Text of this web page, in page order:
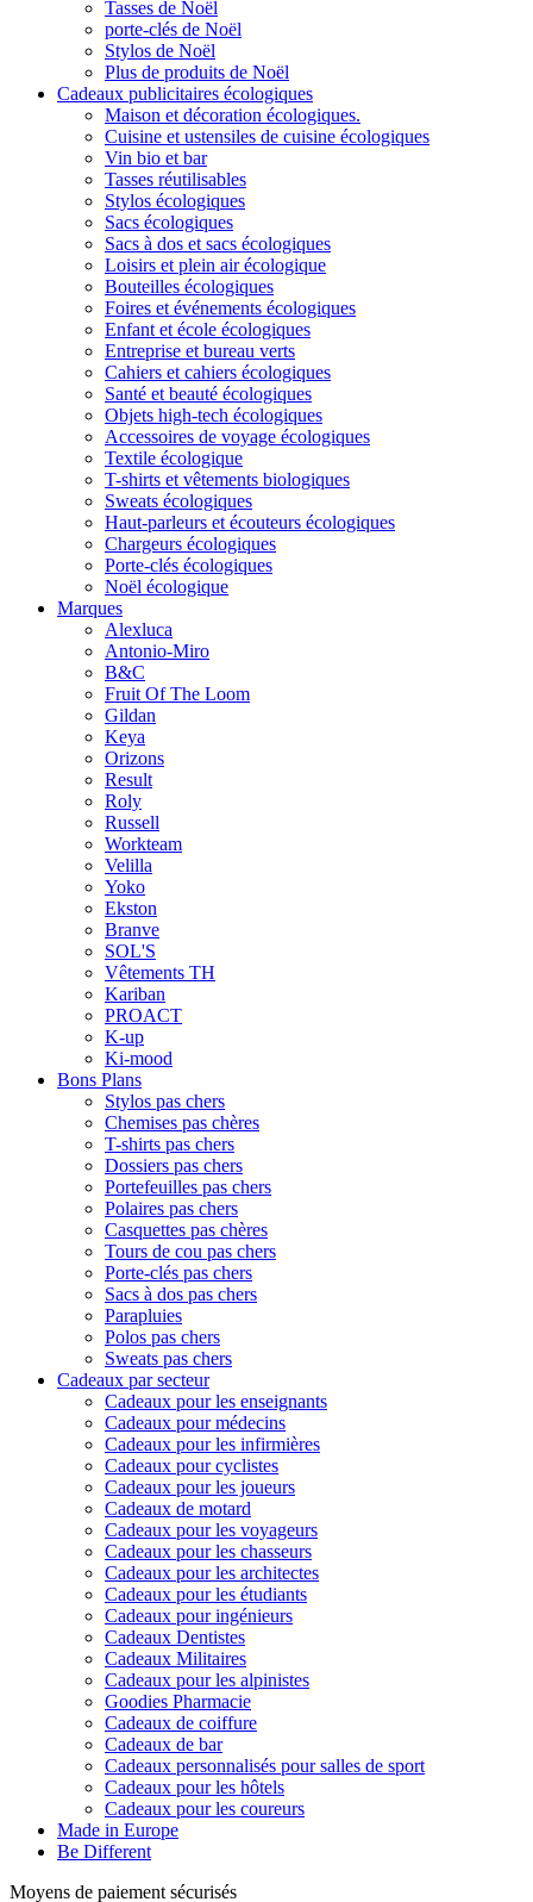
Tasses de Noël
porte-clés de Noël
Stylos de Noël
Plus de produits de Noël
Cadeaux publicitaires écologiques
Maison et décoration écologiques.
Cuisine et ustensiles de cuisine écologiques
Vin bio et bar
Tasses réutilisables
Stylos écologiques
Sacs écologiques
Sacs à dos et sacs écologiques
Loisirs et plein air écologique
Bouteilles écologiques
Foires et événements écologiques
Enfant et école écologiques
Entreprise et bureau verts
Cahiers et cahiers écologiques
Santé et beauté écologiques
Objets high-tech écologiques
Accessoires de voyage écologiques
Textile écologique
T-shirts et vêtements biologiques
Sweats écologiques
Haut-parleurs et écouteurs écologiques
Chargeurs écologiques
Porte-clés écologiques
Noël écologique
Marques
Alexluca
Antonio-Miro
B&C
Fruit Of The Loom
Gildan
Keya
Orizons
Result
Roly
Russell
Workteam
Velilla
Yoko
Ekston
Branve
SOL'S
Vêtements TH
Kariban
PROACT
K-up
Ki-mood
Bons Plans
Stylos pas chers
Chemises pas chères
T-shirts pas chers
Dossiers pas chers
Portefeuilles pas chers
Polaires pas chers
Casquettes pas chères
Tours de cou pas chers
Porte-clés pas chers
Sacs à dos pas chers
Parapluies
Polos pas chers
Sweats pas chers
Cadeaux par secteur
Cadeaux pour les enseignants
Cadeaux pour médecins
Cadeaux pour les infirmières
Cadeaux pour cyclistes
Cadeaux pour les joueurs
Cadeaux de motard
Cadeaux pour les voyageurs
Cadeaux pour les chasseurs
Cadeaux pour les architectes
Cadeaux pour les étudiants
Cadeaux pour ingénieurs
Cadeaux Dentistes
Cadeaux Militaires
Cadeaux pour les alpinistes
Goodies Pharmacie
Cadeaux de coiffure
Cadeaux de bar
Cadeaux personnalisés pour salles de sport
Cadeaux pour les hôtels
Cadeaux pour les coureurs
Made in Europe
Be Different
Moyens de paiement sécurisés